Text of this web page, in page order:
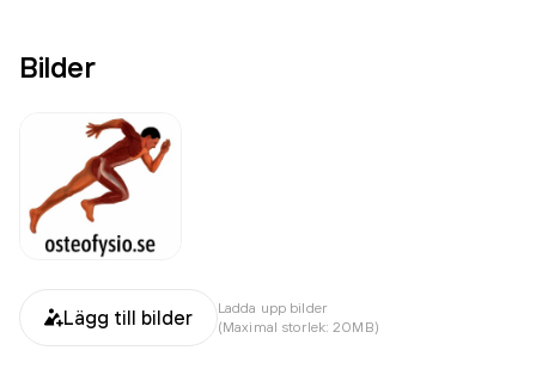
Bilder
Lägg till bilder
Ladda upp bilder
(Maximal storlek: 20MB)